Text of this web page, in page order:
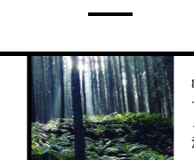
82歳で人生
ヤック。親
ごした、遠
泊3日の特